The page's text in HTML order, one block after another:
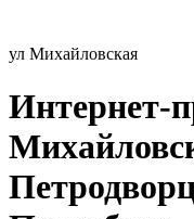
ул Михайловская
Интернет-